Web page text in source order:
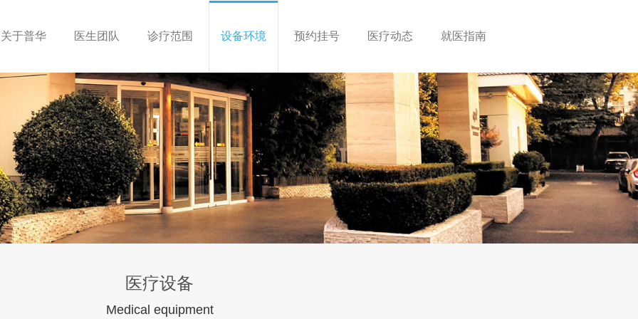
关于普华 医生团队 诊疗范围 设备环境 预约挂号 医疗动态 就医指南
医疗设备
Medical equipment